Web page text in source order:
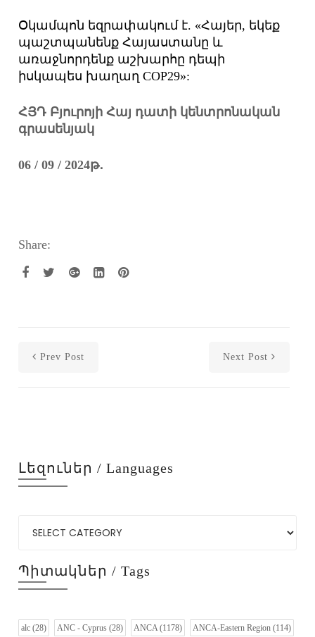
Օկամպոն եզրափակում է. «Հայեր, եկեք
պաշտպանենք Հայաստանը և
առաջնորդենք աշխարհը դեպի
իսկապես խաղաղ COP29»:
ՀՅԴ Բյուրոյի Հայ դատի կենտրոնական
գրասենյակ
06/ 09 / 2024թ․
Share:
Prev Post Next Post
Լեզուներ / Languages
Պիտակներ / Tags
alc (28) ANC - Cyprus (28) ANCA(1178) ANCA-Eastern Region (114)